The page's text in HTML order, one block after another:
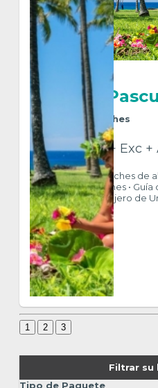
Isla de
3 Noches
Htl + Guía + Exc +
INCLUYE • 03 Noches de
diario • Excursiones •
• Asistencia al viajero de
$ 883
VER MÁS
1 2 3
Filtrar su